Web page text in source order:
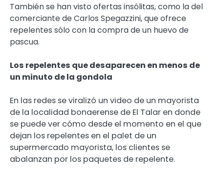
También se han visto ofertas insólitas, como la del
comerciante de Carlos Spegazzini, que ofrece
repelentes sólo con la compra de un huevo de
pascua.
Los repelentes que desaparecen en menos de
un minuto de la gondola
En las redes se viralizó un video de un mayorista
de la localidad bonaerense de El Talar en donde
se puede ver cómo desde el momento en el que
dejan los repelentes en el palet de un
supermercado mayorista, los clientes se
abalanzan por los paquetes de repelente.